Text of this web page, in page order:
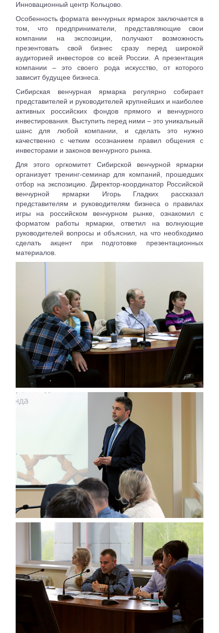
Инновационный центр Кольцово.
Особенность формата венчурных ярмарок заключается в
том, что предприниматели, представляющие свои
компании на экспозиции, получают возможность
презентовать свой бизнес сразу перед широкой
аудиторией инвесторов со всей России. А презентация
компании – это своего рода искусство, от которого
зависит будущее бизнеса.
Сибирская венчурная ярмарка регулярно собирает
представителей и руководителей крупнейших и наиболее
активных российских фондов прямого и венчурного
инвестирования. Выступить перед ними – это уникальный
шанс для любой компании, и сделать это нужно
качественно с четким осознанием правил общения с
инвесторами и законов венчурного рынка.
Для этого оргкомитет Сибирской венчурной ярмарки
организует тренинг-семинар для компаний, прошедших
отбор на экспозицию. Директор-координатор Российской
венчурной ярмарки Игорь Гладких рассказал
представителям и руководителям бизнеса о правилах
игры на российском венчурном рынке, ознакомил с
форматом работы ярмарки, ответил на волнующие
руководителей вопросы и объяснил, на что необходимо
сделать акцент при подготовке презентационных
материалов.